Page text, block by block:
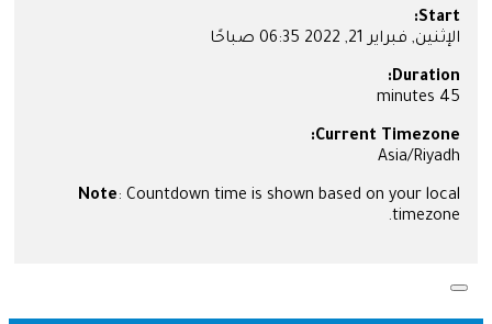
عضوية مدرب
التوظيف
تواصل معنا
×
Start:
الإثنين, فبراير 21, 2022 06:35 صباحًا
Duration:
Current Timezone:
Asia/Riyadh
Note: Countdown time is shown based on your local
timezone.